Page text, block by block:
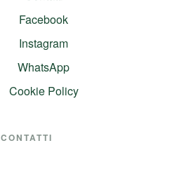
Facebook
Instagram
WhatsApp
Cookie Policy
CONTATTI